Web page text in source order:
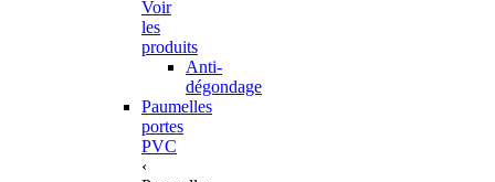
Voir
les
produits
Anti-
dégondage
Paumelles
portes
PVC
‹